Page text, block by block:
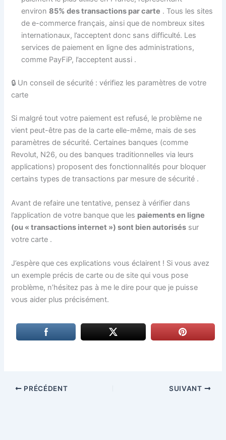
environ85% des transactions par carte . Tous les sites
de e-commerce français, ainsi que de nombreux sites
internationaux, l’acceptent donc sans difficulté. Les
services de paiement en ligne des administrations,
comme PayFiP, l’acceptent aussi .
🔒 Un conseil de sécurité : vérifiez les paramètres de votre
carte
Si malgré tout votre paiement est refusé, le problème ne
vient peut-être pas de la carte elle-même, mais de ses
paramètres de sécurité. Certaines banques (comme
Revolut, N26, ou des banques traditionnelles via leurs
applications) proposent des fonctionnalités pour bloquer
certains types de transactions par mesure de sécurité .
Avant de refaire une tentative, pensez à vérifier dans
l’application de votre banque que les paiements en ligne
(ou « transactions internet ») sont bien autorisés sur
votre carte .
J’espère que ces explications vous éclairent ! Si vous avez
un exemple précis de carte ou de site qui vous pose
problème, n’hésitez pas à me le dire pour que je puisse
vous aider plus précisément.
PRÉCÉDENT SUIVANT